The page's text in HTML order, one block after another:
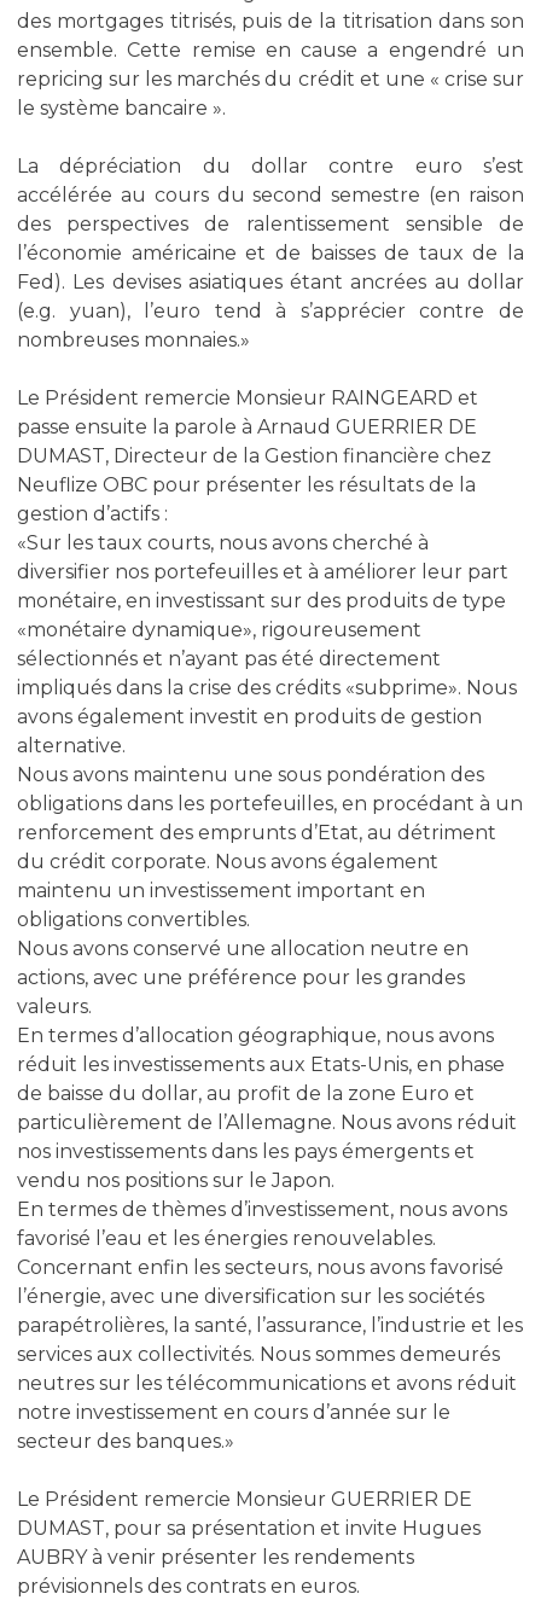
des mortgages titrisés, puis de la titrisation dans son
ensemble. Cette remise en cause a engendré un
repricing sur les marchés du crédit et une « crise sur
le système bancaire ».
La dépréciation du dollar contre euro s’est
accélérée au cours du second semestre (en raison
des perspectives de ralentissement sensible de
l’économie américaine et de baisses de taux de la
Fed). Les devises asiatiques étant ancrées au dollar
(e.g. yuan), l’euro tend à s’apprécier contre de
nombreuses monnaies.»
Le Président remercie Monsieur RAINGEARD et
passe ensuite la parole à Arnaud GUERRIER DE
DUMAST, Directeur de la Gestion financière chez
Neuflize OBC pour présenter les résultats de la
gestion d’actifs :
«Sur les taux courts, nous avons cherché à
diversifier nos portefeuilles et à améliorer leur part
monétaire, en investissant sur des produits de type
«monétaire dynamique», rigoureusement
sélectionnés et n’ayant pas été directement
impliqués dans la crise des crédits «subprime». Nous
avons également investit en produits de gestion
alternative.
Nous avons maintenu une sous pondération des
obligations dans les portefeuilles, en procédant à un
renforcement des emprunts d’Etat, au détriment
du crédit corporate. Nous avons également
maintenu un investissement important en
obligations convertibles.
Nous avons conservé une allocation neutre en
actions, avec une préférence pour les grandes
valeurs.
En termes d’allocation géographique, nous avons
réduit les investissements aux Etats-Unis, en phase
de baisse du dollar, au profit de la zone Euro et
particulièrement de l’Allemagne. Nous avons réduit
nos investissements dans les pays émergents et
vendu nos positions sur le Japon.
En termes de thèmes d’investissement, nous avons
favorisé l’eau et les énergies renouvelables.
Concernant enfin les secteurs, nous avons favorisé
l’énergie, avec une diversification sur les sociétés
parapétrolières, la santé, l’assurance, l’industrie et les
services aux collectivités. Nous sommes demeurés
neutres sur les télécommunications et avons réduit
notre investissement en cours d’année sur le
secteur des banques.»
Le Président remercie Monsieur GUERRIER DE
DUMAST, pour sa présentation et invite Hugues
AUBRY à venir présenter les rendements
prévisionnels des contrats en euros.